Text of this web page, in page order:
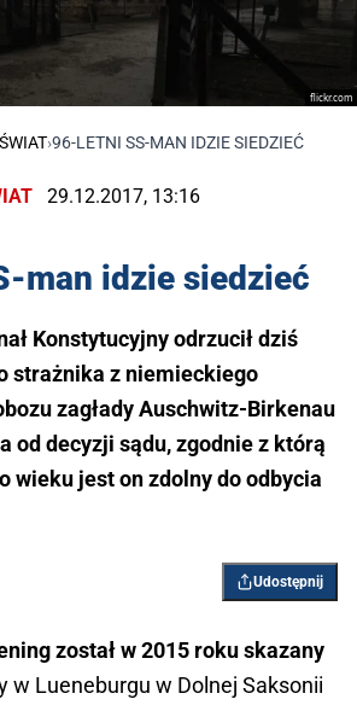
flickr.com
ŚWIAT›96-LETNI SS-MAN IDZIE SIEDZIEĆ
29.12.2017, 13:16
man idzie siedzieć
Konstytucyjny odrzucił dziś
strażnika z niemieckiego
zagłady Auschwitz-Birkenau
od decyzji sądu, zgodnie z którą
wieku jest on zdolny do odbycia
Udostępnij
został w 2015 roku skazany
w Lueneburgu w Dolnej Saksonii